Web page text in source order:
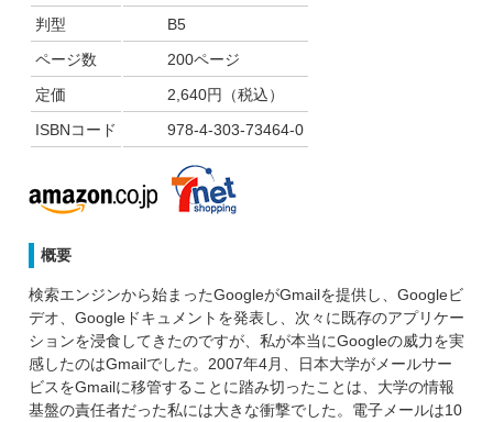
判型
B5
ページ数
200ページ
定価
2,640円（税込）
ISBNコード
978-4-303-73464-0
概要
検索エンジンから始まったGoogleがGmailを提供し、Googleビ
デオ、Googleドキュメントを発表し、次々に既存のアプリケー
ションを浸食してきたのですが、私が本当にGoogleの威力を実
感したのはGmailでした。2007年4月、日本大学がメールサー
ビスをGmailに移管することに踏み切ったことは、大学の情報
基盤の責任者だった私には大きな衝撃でした。電子メールは10